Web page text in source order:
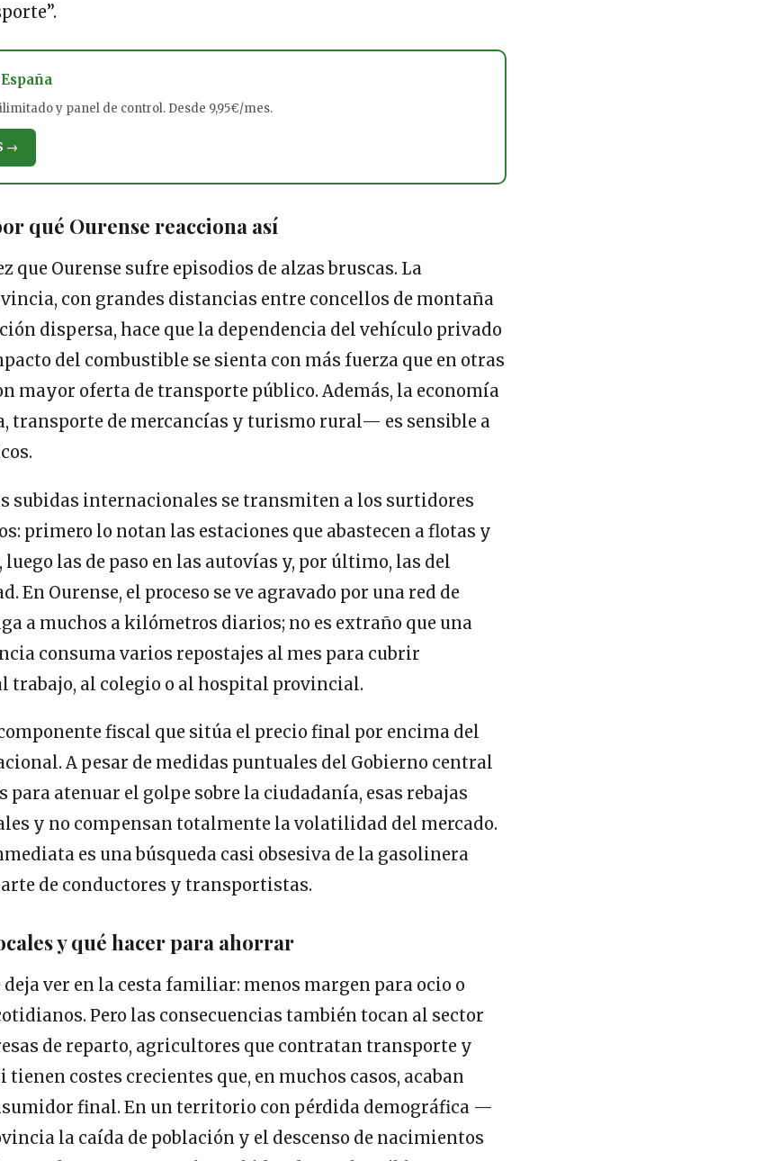
y panel de control. Desde 9,95€/mes.
→
qué Ourense reacciona así
que Ourense sufre episodios de alzas bruscas. La
con grandes distancias entre concellos de montaña
dispersa, hace que la dependencia del vehículo privado
del combustible se sienta con más fuerza que en otras
mayor oferta de transporte público. Además, la economía
de mercancías y turismo rural— es sensible a
subidas internacionales se transmiten a los surtidores
primero lo notan las estaciones que abastecen a flotas y
las de paso en las autovías y, por último, las del
En Ourense, el proceso se ve agravado por una red de
a muchos a kilómetros diarios; no es extraño que una
consuma varios repostajes al mes para cubrir
trabajo, al colegio o al hospital provincial.
fiscal que sitúa el precio final por encima del
A pesar de medidas puntuales del Gobierno central
atenuar el golpe sobre la ciudadanía, esas rebajas
y no compensan totalmente la volatilidad del mercado.
es una búsqueda casi obsesiva de la gasolinera
de conductores y transportistas.
y qué hacer para ahorrar
ver en la cesta familiar: menos margen para ocio o
Pero las consecuencias también tocan al sector
de reparto, agricultores que contratan transporte y
costes crecientes que, en muchos casos, acaban
final. En un territorio con pérdida demográfica —
la caída de población y el descenso de nacimientos